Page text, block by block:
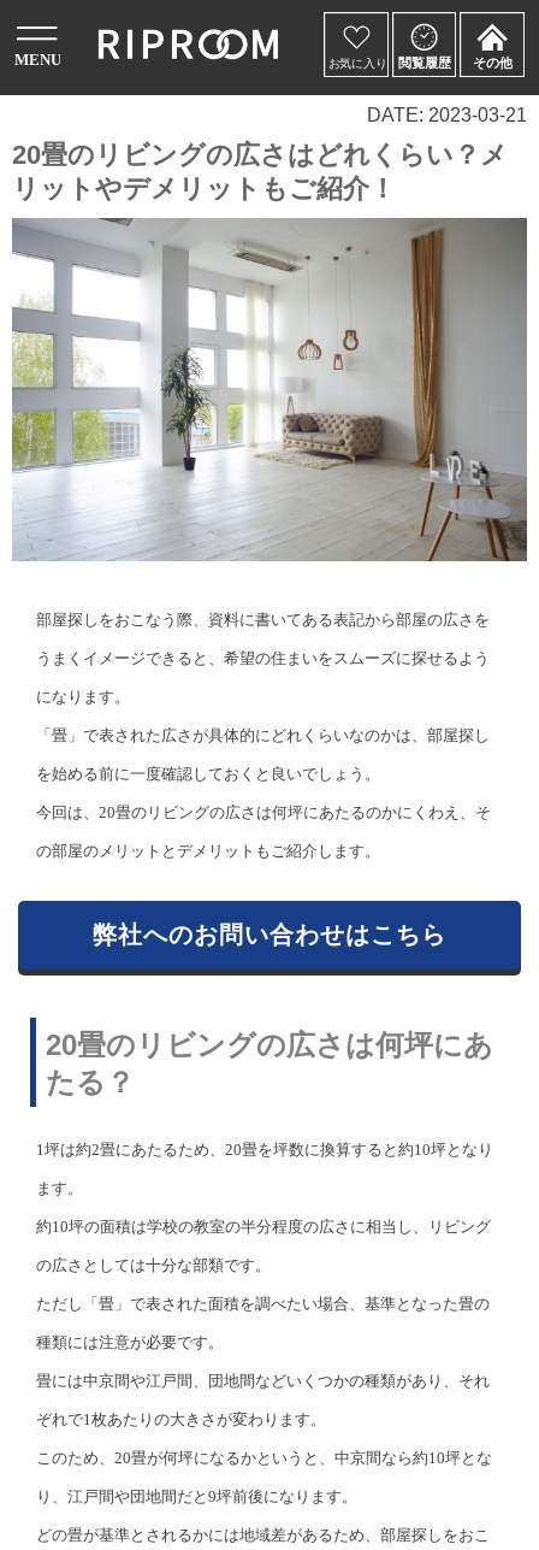
DATE: 2023-03-21
20畳のリビングの広さはどれくらい？メ
リットやデメリットもご紹介！
部屋探しをおこなう際、資料に書いてある表記から部屋の広さを
うまくイメージできると、希望の住まいをスムーズに探せるよう
になります。
「畳」で表された広さが具体的にどれくらいなのかは、部屋探し
を始める前に一度確認しておくと良いでしょう。
今回は、20畳のリビングの広さは何坪にあたるのかにくわえ、そ
の部屋のメリットとデメリットもご紹介します。
弊社へのお問い合わせはこちら
20畳のリビングの広さは何坪にあ
たる？
1坪は約2畳にあたるため、20畳を坪数に換算すると約10坪となり
ます。
約10坪の面積は学校の教室の半分程度の広さに相当し、リビング
の広さとしては十分な部類です。
ただし「畳」で表された面積を調べたい場合、基準となった畳の
種類には注意が必要です。
畳には中京間や江戸間、団地間などいくつかの種類があり、それ
ぞれで1枚あたりの大きさが変わります。
このため、20畳が何坪になるかというと、中京間なら約10坪とな
り、江戸間や団地間だと9坪前後になります。
どの畳が基準とされるかには地域差があるため、部屋探しをおこ